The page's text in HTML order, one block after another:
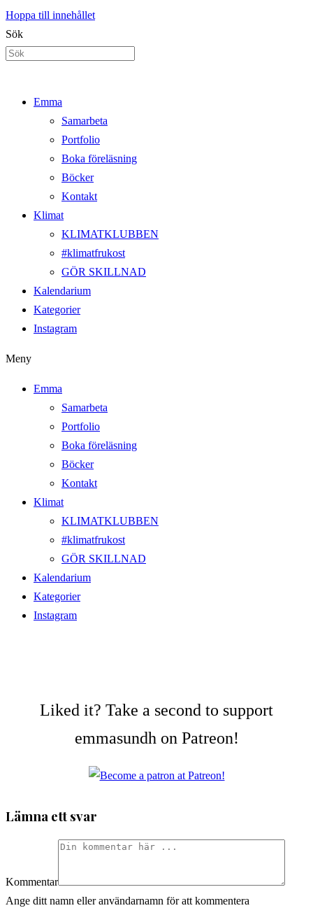
Hoppa till innehållet
Sök
Emma
Samarbeta
Portfolio
Boka föreläsning
Böcker
Kontakt
Klimat
KLIMATKLUBBEN
#klimatfrukost
GÖR SKILLNAD
Kalendarium
Kategorier
Instagram
Meny
Emma
Samarbeta
Portfolio
Boka föreläsning
Böcker
Kontakt
Klimat
KLIMATKLUBBEN
#klimatfrukost
GÖR SKILLNAD
Kalendarium
Kategorier
Instagram
Liked it? Take a second to support
emmasundh on Patreon!
Lämna ett svar
Kommentar
Ange ditt namn eller användarnamn för att kommentera